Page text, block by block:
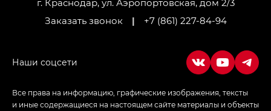
г. Краснодар, ул. Аэропортовская, дом 2/3
Заказать звонок
| +7 (861) 227-84-94
Все права на информацию, графические изображения, тексты
и иные содержащиеся на настоящем сайте материалы и объекты